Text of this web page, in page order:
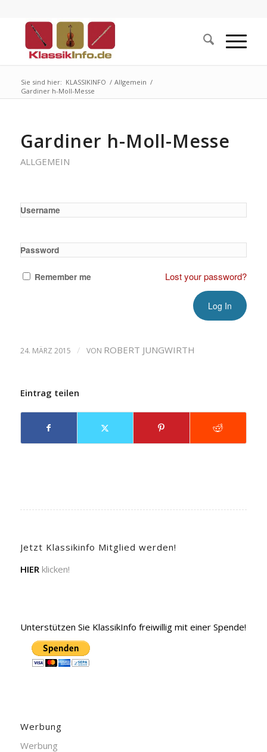
Sie sind hier: KLASSIKINFO / Allgemein /
Gardiner h-Moll-Messe
Gardiner h-Moll-Messe
ALLGEMEIN
Username
Password
Remember me Lost your password?
24. MÄRZ 2015 / VON ROBERT JUNGWIRTH
Eintrag teilen
Jetzt Klassikinfo Mitglied werden!
HIER klicken!
Unterstützen Sie KlassikInfo freiwillig mit einer Spende!
Werbung
Werbung